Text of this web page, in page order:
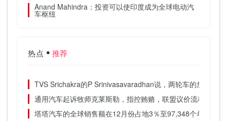
Anand Mahindra：投资可以使印度成为全球电动汽
车枢纽
热点 推荐
TVS Srichakra的P Srinivasavaradhan说，两轮车的放缓只
通用汽车起诉牧师克莱斯勒，指控贿赂，联盟议价流程腐败
塔塔汽车的全球销售额在12月份占地3％至97,348个单位